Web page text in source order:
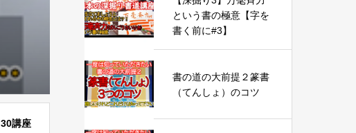
30講座
せ（筆勢）」「にじみ
出る◯◯（筆意）」
という書の極意【字を
書く前に#3】
書の道の大前提２篆書
（てんしょ）のコツ